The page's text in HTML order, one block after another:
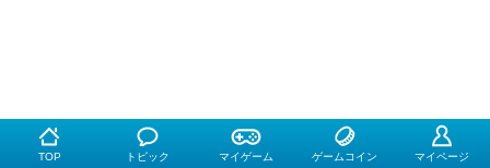
TOP トピック マイゲーム ゲームコイン マイページ